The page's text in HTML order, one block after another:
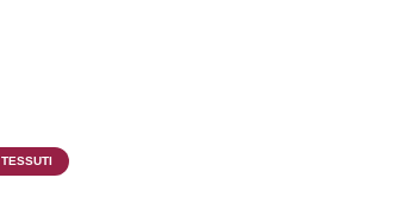
TESSUTI